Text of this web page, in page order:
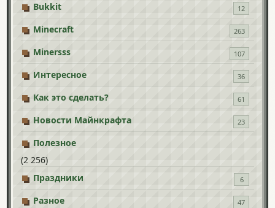
Bukkit 12
Minecraft 263
Minersss 107
Интересное 36
Как это сделать? 61
Новости Майнкрафта 23
Полезное
(2 256)
Праздники
6
Разное 47